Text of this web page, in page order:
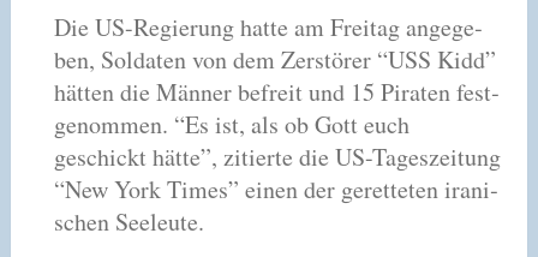
Die US-Regierung hatte am Freitag ange­ge­
ben, Soldaten von dem Zerstörer “USS Kidd”
hät­ten die Männer befreit und 15 Piraten fest­
ge­nom­men. “Es ist, als ob Gott euch
geschickt hätte”, zitierte die US-Tageszeitung
“New York Times” einen der geret­te­ten ira­ni­
schen Seeleute.